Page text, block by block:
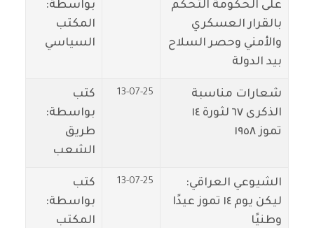
على الحكومة التحكم
بالقرار العسكري
والأمني وحصر السلاح
بيد الدولة
بواسطة:
المكتب
السياسي
شعارات مناسبة
الذكرى ٦٧ لثورة ١٤
تموز ١٩٥٨
13-07-25
كتب
بواسطة:
طريق
الشعب
الشيوعي العراقي:
ليكن يوم ١٤ تموز عيدًا
وطنيًا
13-07-25
كتب
بواسطة:
المكتب